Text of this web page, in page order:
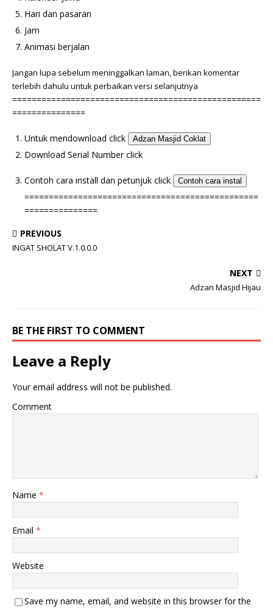
Hari dan pasaran
Jam
Animasi berjalan
Jangan lupa sebelum meninggalkan laman, berikan komentar
terlebih dahulu untuk perbaikan versi selanjutnya
===================================================
===============
Untuk mendownload click Adzan Masjid Coklat
Download Serial Number click
Contoh cara install dan petunjuk click Contoh cara instal
================================================
===============
PREVIOUS
INGAT SHOLAT V.1.0.0.0
NEXT
Adzan Masjid Hijau
BE THE FIRST TO COMMENT
Leave a Reply
Your email address will not be published.
Comment
Name *
Email *
Website
Save my name, email, and website in this browser for the